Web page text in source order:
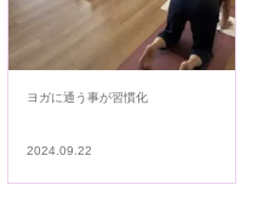
ヨガに通う事が習慣化
2024.09.22